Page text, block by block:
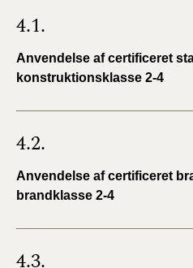
4.1.
Anvendelse af certificeret
konstruktionsklasse 2-4
4.2.
Anvendelse af certificeret
brandklasse 2-4
4.3.